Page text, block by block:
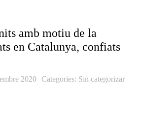
amb motiu de la
en Catalunya, confiats
2020 Categories: Sin categorizar